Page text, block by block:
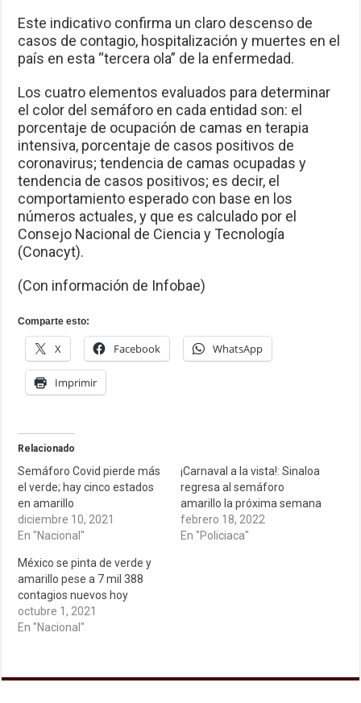
Este indicativo confirma un claro descenso de
casos de contagio, hospitalización y muertes en el
país en esta “tercera ola” de la enfermedad.
Los cuatro elementos evaluados para determinar
el color del semáforo en cada entidad son: el
porcentaje de ocupación de camas en terapia
intensiva, porcentaje de casos positivos de
coronavirus; tendencia de camas ocupadas y
tendencia de casos positivos; es decir, el
comportamiento esperado con base en los
números actuales, y que es calculado por el
Consejo Nacional de Ciencia y Tecnología
(Conacyt).
(Con información de Infobae)
Comparte esto:
X Facebook WhatsApp
Imprimir
Relacionado
Semáforo Covid pierde más
el verde; hay cinco estados
en amarillo
diciembre 10, 2021
En "Nacional"
¡Carnaval a la vista!: Sinaloa
regresa al semáforo
amarillo la próxima semana
febrero 18, 2022
En "Policiaca"
México se pinta de verde y
amarillo pese a 7 mil 388
contagios nuevos hoy
octubre 1, 2021
En "Nacional"